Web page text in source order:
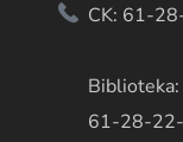
CK: 61-
Biblioteka:
61-28-